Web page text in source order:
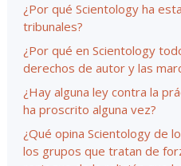
¿Por qué Scientology ha
tribunales?
¿Por qué en Scientology
derechos de autor y las
¿Hay alguna ley contra la
ha proscrito alguna vez?
¿Qué opina Scientology de
los grupos que tratan de